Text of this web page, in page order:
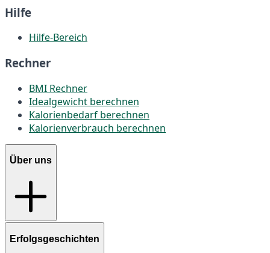
Hilfe
Hilfe-Bereich
Rechner
BMI Rechner
Idealgewicht berechnen
Kalorienbedarf berechnen
Kalorienverbrauch berechnen
Über uns
Erfolgsgeschichten